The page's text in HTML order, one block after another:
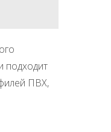
подходит
ПВХ,